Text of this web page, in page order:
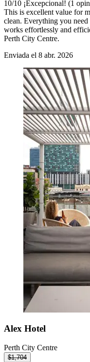
10/10 ¡Excepcional! (1
This is excellent value for
clean. Everything you
works effortlessly and
Perth City Centre.
Enviada el 8 abr. 2026
Alex Hotel
Perth City Centre
$1,704